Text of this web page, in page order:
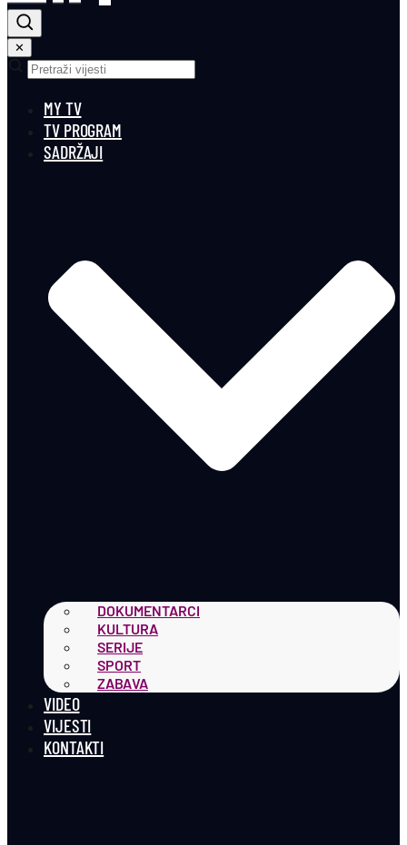
✕
MY TV
TV PROGRAM
SADRŽAJI
DOKUMENTARCI
KULTURA
SERIJE
SPORT
ZABAVA
VIDEO
VIJESTI
KONTAKTI